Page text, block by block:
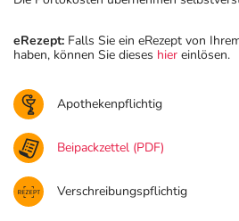
eRezept: Falls Sie ein eRezept von
haben, können Sie dieses hier einlösen.
Apothekenpflichtig
Beipackzettel (PDF)
Verschreibungspflichtig